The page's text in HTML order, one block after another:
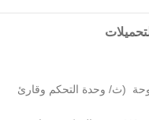
(ث/ وحدة التحكم وقارئ